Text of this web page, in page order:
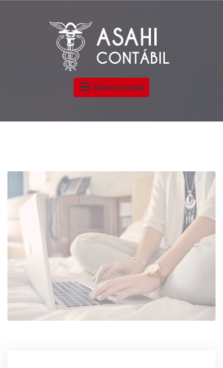
Menu principal